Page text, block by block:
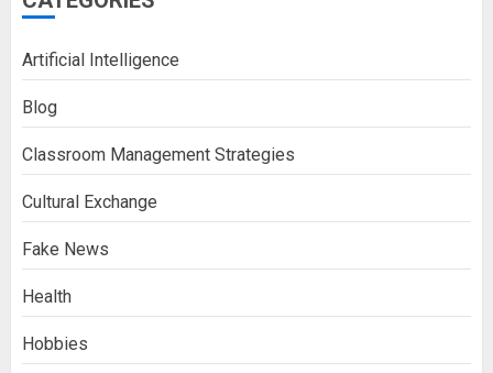
Artificial Intelligence
Blog
Classroom Management Strategies
Cultural Exchange
Fake News
Health
Hobbies